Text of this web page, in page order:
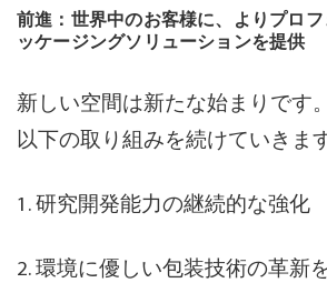
前進：世界中のお客様に、よりプロ
ッケージングソリューションを提供
新しい空間は新たな始まりです
以下の取り組みを続けていきま
1. 研究開発能力の継続的な強化
2. 環境に優しい包装技術の革新